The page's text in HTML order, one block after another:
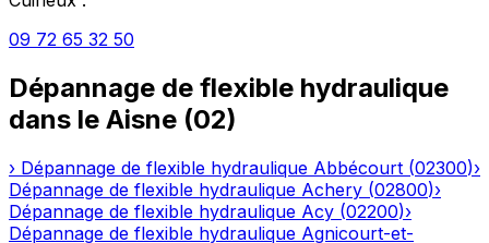
09 72 65 32 50
Dépannage de flexible hydraulique
dans le Aisne (02)
› Dépannage de flexible hydraulique Abbécourt (02300)›
Dépannage de flexible hydraulique Achery (02800)›
Dépannage de flexible hydraulique Acy (02200)›
Dépannage de flexible hydraulique Agnicourt-et-